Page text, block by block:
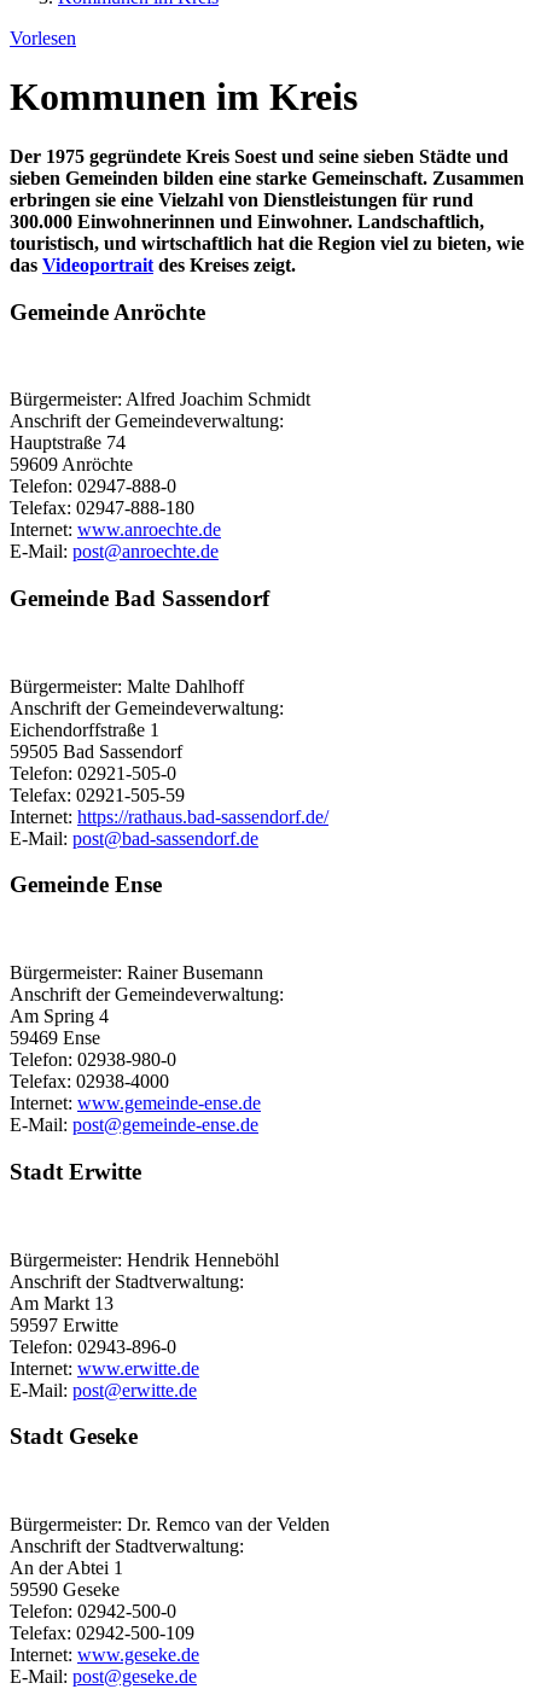
Vorlesen
Kommunen im Kreis
Der 1975 gegründete Kreis Soest und seine sieben Städte und
sieben Gemeinden bilden eine starke Gemeinschaft. Zusammen
erbringen sie eine Vielzahl von Dienstleistungen für rund
300.000 Einwohnerinnen und Einwohner. Landschaftlich,
touristisch, und wirtschaftlich hat die Region viel zu bieten, wie
das Videoportrait des Kreises zeigt.
Gemeinde Anröchte
Bürgermeister: Alfred Joachim Schmidt
Anschrift der Gemeindeverwaltung:
Hauptstraße 74
59609 Anröchte
Telefon: 02947-888-0
Telefax: 02947-888-180
Internet: www.anroechte.de
E-Mail: post@​anroechte.de
Gemeinde Bad Sassendorf
Bürgermeister: Malte Dahlhoff
Anschrift der Gemeindeverwaltung:
Eichendorffstraße 1
59505 Bad Sassendorf
Telefon: 02921-505-0
Telefax: 02921-505-59
Internet: https://rathaus.bad-sassendorf.de/
E-Mail: post@​bad-sassendorf.de
Gemeinde Ense
Bürgermeister: Rainer Busemann
Anschrift der Gemeindeverwaltung:
Am Spring 4
59469 Ense
Telefon: 02938-980-0
Telefax: 02938-4000
Internet: www.gemeinde-ense.de
E-Mail: post@​gemeinde-ense.de
Stadt Erwitte
Bürgermeister: Hendrik Henneböhl
Anschrift der Stadtverwaltung:
Am Markt 13
59597 Erwitte
Telefon: 02943-896-0
Internet: www.erwitte.de
E-Mail: post@​erwitte.de
Stadt Geseke
Bürgermeister: Dr. Remco van der Velden
Anschrift der Stadtverwaltung:
An der Abtei 1
59590 Geseke
Telefon: 02942-500-0
Telefax: 02942-500-109
Internet: www.geseke.de
E-Mail: post@​geseke.de